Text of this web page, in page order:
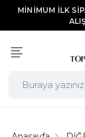
MİNİMUM İLK